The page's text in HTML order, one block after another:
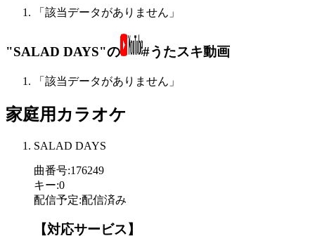
「該当データがありません」
"SALAD DAYS"の #うたスキ動画
「該当データがありません」
家庭用カラオケ
SALAD DAYS
曲番号:176249
キー:0
配信予定:配信済み
【対応サービス】